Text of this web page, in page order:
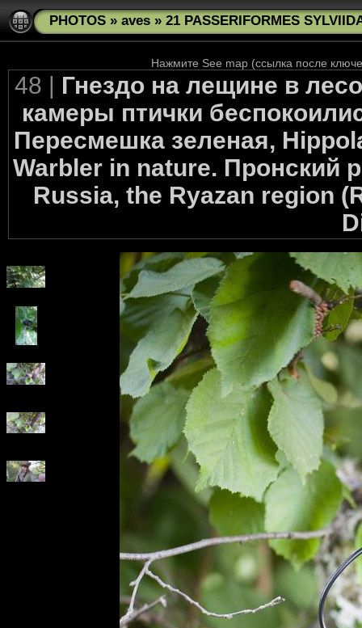
PHOTOS » aves » 21 PASSERIFORMES
Нажмите See map (ссылка после
48 | Гнездо на лещине в
камеры птички
Пересмешка зеленая,
Warbler in nature. Пронский
Russia, the Ryazan region